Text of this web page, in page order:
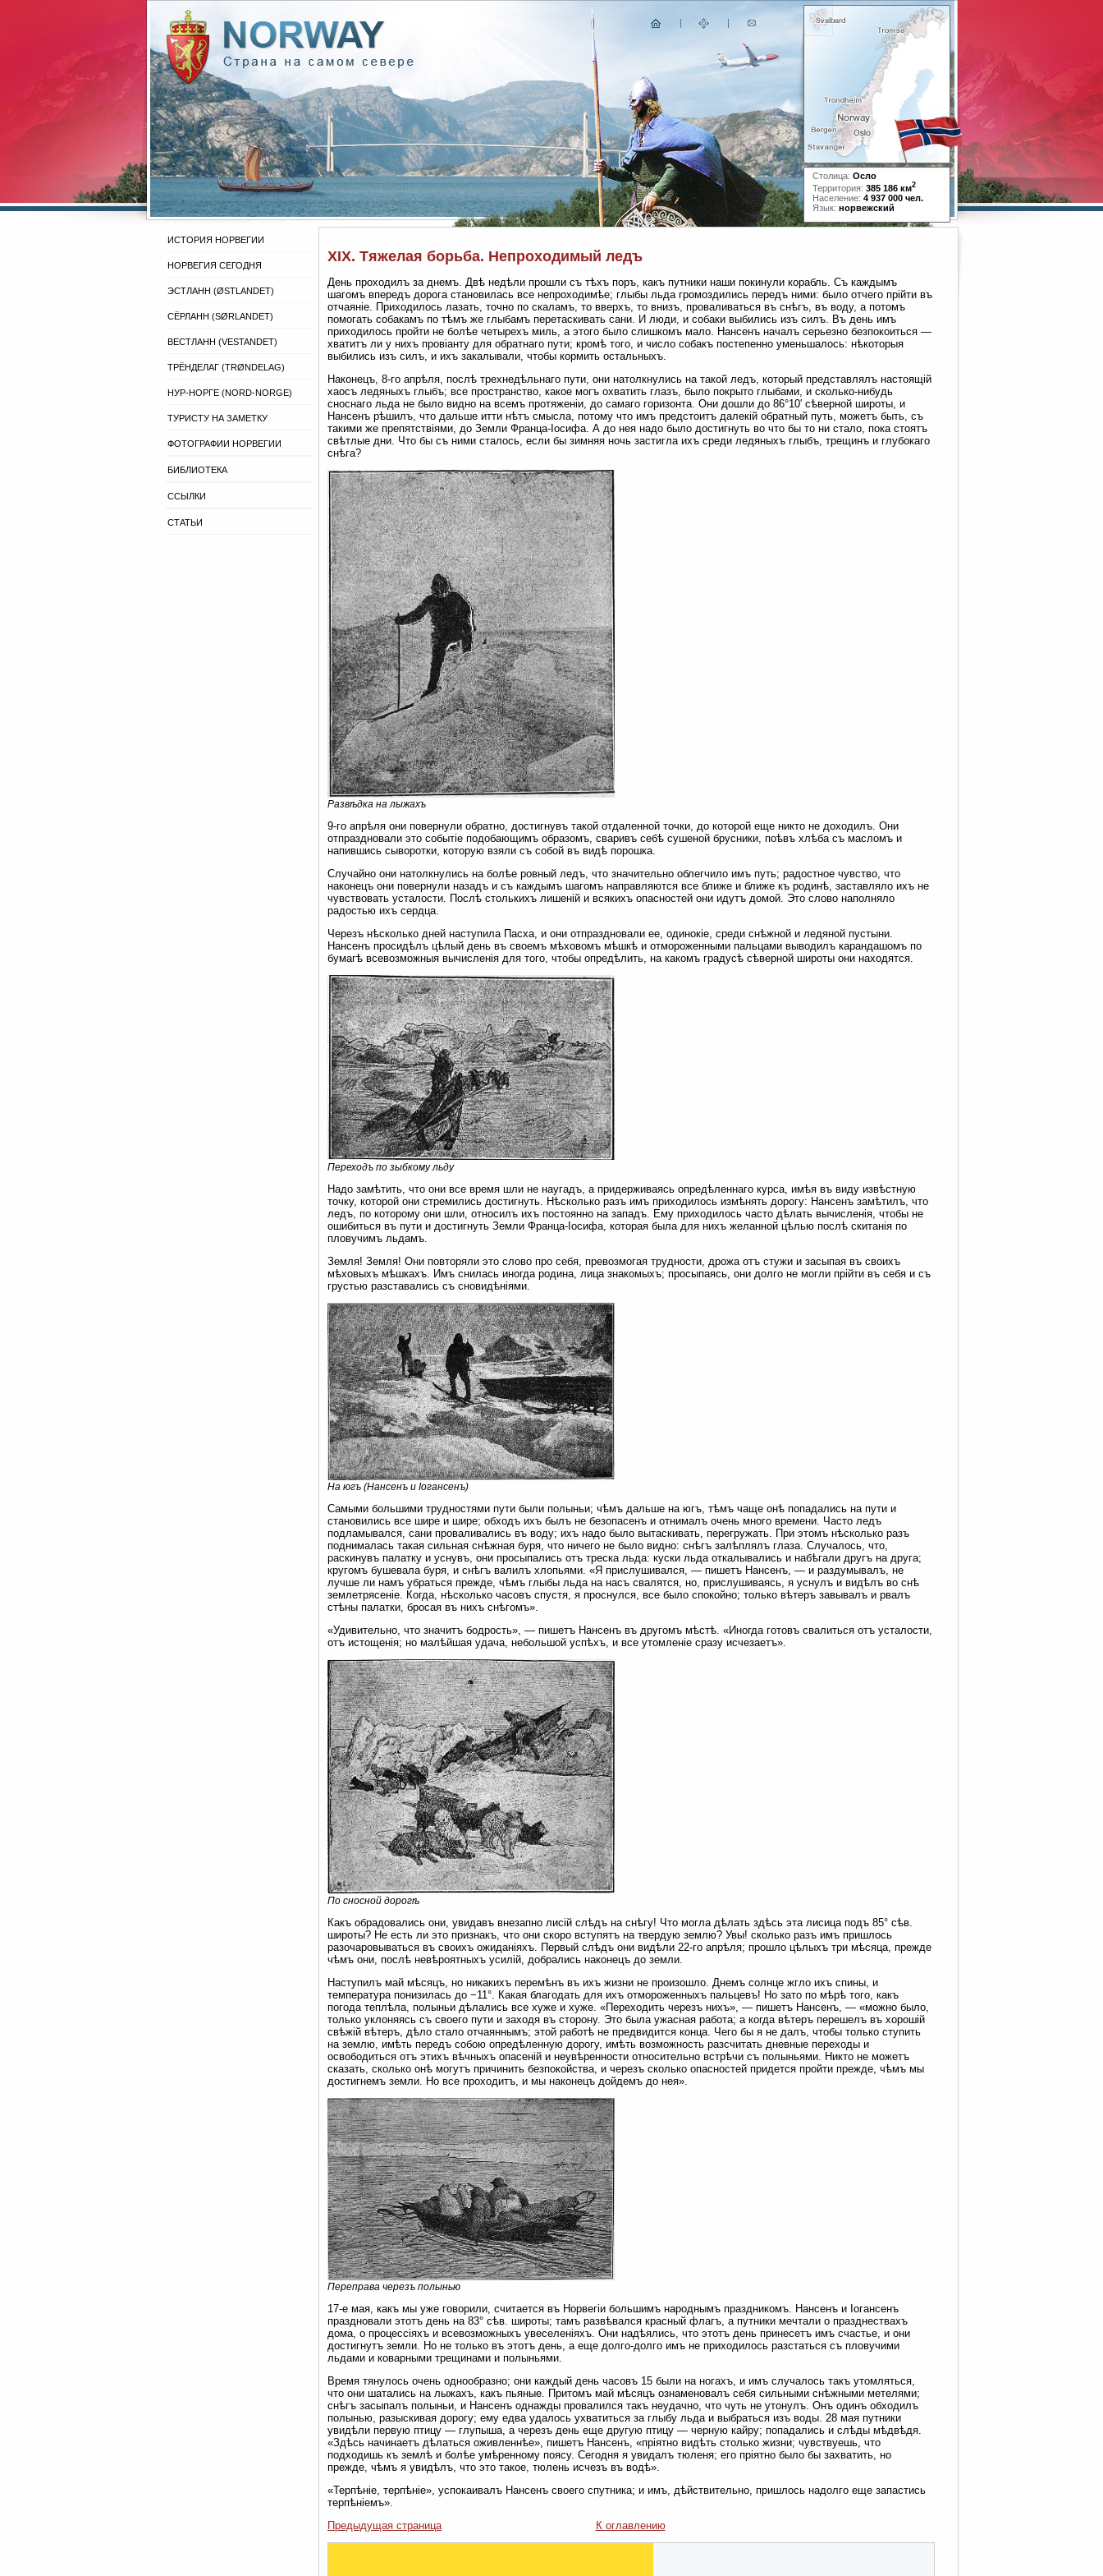
Столица: Осло
Территория: 385 186 км2
Население: 4 937 000 чел.
Язык: норвежский
ИСТОРИЯ НОРВЕГИИ
НОРВЕГИЯ СЕГОДНЯ
ЭСТЛАНН (ØSTLANDET)
СЁРЛАНН (SØRLANDET)
ВЕСТЛАНН (VESTANDET)
ТРЁНДЕЛАГ (TRØNDELAG)
НУР-НОРГЕ (NORD-NORGE)
ТУРИСТУ НА ЗАМЕТКУ
ФОТОГРАФИИ НОРВЕГИИ
БИБЛИОТЕКА
ССЫЛКИ
СТАТЬИ
XIX. Тяжелая борьба. Непроходимый ледъ
День проходилъ за днемъ. Двѣ недѣли прошли съ тѣхъ поръ, какъ путники наши покинули корабль. Съ каждымъ
шагомъ впередъ дорога становилась все непроходимѣе; глыбы льда громоздились передъ ними: было отчего прійти въ
отчаяніе. Приходилось лазать, точно по скаламъ, то вверхъ, то внизъ, проваливаться въ снѣгъ, въ воду, а потомъ
помогать собакамъ по тѣмъ же глыбамъ перетаскивать сани. И люди, и собаки выбились изъ силъ. Въ день имъ
приходилось пройти не болѣе четырехъ миль, а этого было слишкомъ мало. Нансенъ началъ серьезно безпокоиться —
хватитъ ли у нихъ провіанту для обратнаго пути; кромѣ того, и число собакъ постепенно уменьшалось: нѣкоторыя
выбились изъ силъ, и ихъ закалывали, чтобы кормить остальныхъ.
Наконецъ, 8-го апрѣля, послѣ трехнедѣльнаго пути, они натолкнулись на такой ледъ, который представлялъ настоящій
хаосъ ледяныхъ глыбъ; все пространство, какое могъ охватить глазъ, было покрыто глыбами, и сколько-нибудь
сноснаго льда не было видно на всемъ протяженіи, до самаго горизонта. Они дошли до 86°10′ сѣверной широты, и
Нансенъ рѣшилъ, что дальше итти нѣтъ смысла, потому что имъ предстоитъ далекій обратный путь, можетъ быть, съ
такими же препятствіями, до Земли Франца-Іосифа. А до нея надо было достигнуть во что бы то ни стало, пока стоятъ
свѣтлые дни. Что бы съ ними сталось, если бы зимняя ночь застигла ихъ среди ледяныхъ глыбъ, трещинъ и глубокаго
снѣга?
Развѣдка на лыжахъ
9-го апрѣля они повернули обратно, достигнувъ такой отдаленной точки, до которой еще никто не доходилъ. Они
отпраздновали это событіе подобающимъ образомъ, сваривъ себѣ сушеной брусники, поѣвъ хлѣба съ масломъ и
напившись сыворотки, которую взяли съ собой въ видѣ порошка.
Случайно они натолкнулись на болѣе ровный ледъ, что значительно облегчило имъ путь; радостное чувство, что
наконецъ они повернули назадъ и съ каждымъ шагомъ направляются все ближе и ближе къ родинѣ, заставляло ихъ не
чувствовать усталости. Послѣ столькихъ лишеній и всякихъ опасностей они идутъ домой. Это слово наполняло
радостью ихъ сердца.
Черезъ нѣсколько дней наступила Пасха, и они отпраздновали ее, одинокіе, среди снѣжной и ледяной пустыни.
Нансенъ просидѣлъ цѣлый день въ своемъ мѣховомъ мѣшкѣ и отмороженными пальцами выводилъ карандашомъ по
бумагѣ всевозможныя вычисленія для того, чтобы опредѣлить, на какомъ градусѣ сѣверной широты они находятся.
Переходъ по зыбкому льду
Надо замѣтить, что они все время шли не наугадъ, а придерживаясь опредѣленнаго курса, имѣя въ виду извѣстную
точку, которой они стремились достигнуть. Нѣсколько разъ имъ приходилось измѣнять дорогу: Нансенъ замѣтилъ, что
ледъ, по которому они шли, относилъ ихъ постоянно на западъ. Ему приходилось часто дѣлать вычисленія, чтобы не
ошибиться въ пути и достигнуть Земли Франца-Іосифа, которая была для нихъ желанной цѣлью послѣ скитанія по
пловучимъ льдамъ.
Земля! Земля! Они повторяли это слово про себя, превозмогая трудности, дрожа отъ стужи и засыпая въ своихъ
мѣховыхъ мѣшкахъ. Имъ снилась иногда родина, лица знакомыхъ; просыпаясь, они долго не могли прійти въ себя и съ
грустью разставались съ сновидѣніями.
На югъ (Нансенъ и Іогансенъ)
Самыми большими трудностями пути были полыньи; чѣмъ дальше на югъ, тѣмъ чаще онѣ попадались на пути и
становились все шире и шире; обходъ ихъ былъ не безопасенъ и отнималъ очень много времени. Часто ледъ
подламывался, сани проваливались въ воду; ихъ надо было вытаскивать, перегружать. При этомъ нѣсколько разъ
поднималась такая сильная снѣжная буря, что ничего не было видно: снѣгъ залѣплялъ глаза. Случалось, что,
раскинувъ палатку и уснувъ, они просыпались отъ треска льда: куски льда откалывались и набѣгали другъ на друга;
кругомъ бушевала буря, и снѣгъ валилъ хлопьями. «Я прислушивался, — пишетъ Нансенъ, — и раздумывалъ, не
лучше ли намъ убраться прежде, чѣмъ глыбы льда на насъ свалятся, но, прислушиваясь, я уснулъ и видѣлъ во снѣ
землетрясеніе. Когда, нѣсколько часовъ спустя, я проснулся, все было спокойно; только вѣтеръ завывалъ и рвалъ
стѣны палатки, бросая въ нихъ снѣгомъ».
«Удивительно, что значитъ бодрость», — пишетъ Нансенъ въ другомъ мѣстѣ. «Иногда готовъ свалиться отъ усталости,
отъ истощенія; но малѣйшая удача, небольшой успѣхъ, и все утомленіе сразу исчезаетъ».
По сносной дорогѣ
Какъ обрадовались они, увидавъ внезапно лисій слѣдъ на снѣгу! Что могла дѣлать здѣсь эта лисица подъ 85° сѣв.
широты? Не есть ли это признакъ, что они скоро вступятъ на твердую землю? Увы! сколько разъ имъ пришлось
разочаровываться въ своихъ ожиданіяхъ. Первый слѣдъ они видѣли 22-го апрѣля; прошло цѣлыхъ три мѣсяца, прежде
чѣмъ они, послѣ невѣроятныхъ усилій, добрались наконецъ до земли.
Наступилъ май мѣсяцъ, но никакихъ перемѣнъ въ ихъ жизни не произошло. Днемъ солнце жгло ихъ спины, и
температура понизилась до −11°. Какая благодать для ихъ отмороженныхъ пальцевъ! Но зато по мѣрѣ того, какъ
погода теплѣла, полыньи дѣлались все хуже и хуже. «Переходить черезъ нихъ», — пишетъ Нансенъ, — «можно было,
только уклоняясь съ своего пути и заходя въ сторону. Это была ужасная работа; а когда вѣтеръ перешелъ въ хорошій
свѣжій вѣтеръ, дѣло стало отчаяннымъ; этой работѣ не предвидится конца. Чего бы я не далъ, чтобы только ступить
на землю, имѣть передъ собою опредѣленную дорогу, имѣть возможность разсчитать дневные переходы и
освободиться отъ этихъ вѣчныхъ опасеній и неувѣренности относительно встрѣчи съ полыньями. Никто не можетъ
сказать, сколько онѣ могутъ причинить безпокойства, и черезъ сколько опасностей придется пройти прежде, чѣмъ мы
достигнемъ земли. Но все проходитъ, и мы наконецъ дойдемъ до нея».
Переправа черезъ полынью
17-е мая, какъ мы уже говорили, считается въ Норвегіи большимъ народнымъ праздникомъ. Нансенъ и Іогансенъ
праздновали этотъ день на 83° сѣв. широты; тамъ развѣвался красный флагъ, а путники мечтали о празднествахъ
дома, о процессіяхъ и всевозможныхъ увеселеніяхъ. Они надѣялись, что этотъ день принесетъ имъ счастье, и они
достигнутъ земли. Но не только въ этотъ день, а еще долго-долго имъ не приходилось разстаться съ пловучими
льдами и коварными трещинами и полыньями.
Время тянулось очень однообразно; они каждый день часовъ 15 были на ногахъ, и имъ случалось такъ утомляться,
что они шатались на лыжахъ, какъ пьяные. Притомъ май мѣсяцъ ознаменовалъ себя сильными снѣжными метелями;
снѣгъ засыпалъ полыньи, и Нансенъ однажды провалился такъ неудачно, что чуть не утонулъ. Онъ одинъ обходилъ
полынью, разыскивая дорогу; ему едва удалось ухватиться за глыбу льда и выбраться изъ воды. 28 мая путники
увидѣли первую птицу — глупыша, а черезъ день еще другую птицу — черную кайру; попадались и слѣды мѣдвѣдя.
«Здѣсь начинаетъ дѣлаться оживленнѣе», пишетъ Нансенъ, «пріятно видѣть столько жизни; чувствуешь, что
подходишь къ землѣ и болѣе умѣренному поясу. Сегодня я увидалъ тюленя; его пріятно было бы захватить, но
прежде, чѣмъ я увидѣлъ, что это такое, тюлень исчезъ въ водѣ».
«Терпѣніе, терпѣніе», успокаивалъ Нансенъ своего спутника; и имъ, дѣйствительно, пришлось надолго еще запастись
терпѣніемъ».
Предыдущая страница
К оглавлению